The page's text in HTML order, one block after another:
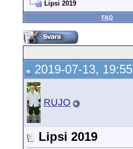
Lipsi 2019
FAQ
2019-07-13, 19:55
RUJO
Lipsi 2019